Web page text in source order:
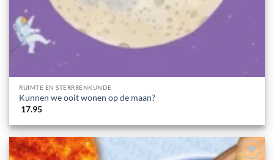
RUIMTE EN STERRRENKUNDE
Kunnen we ooit wonen op de maan?
17.95